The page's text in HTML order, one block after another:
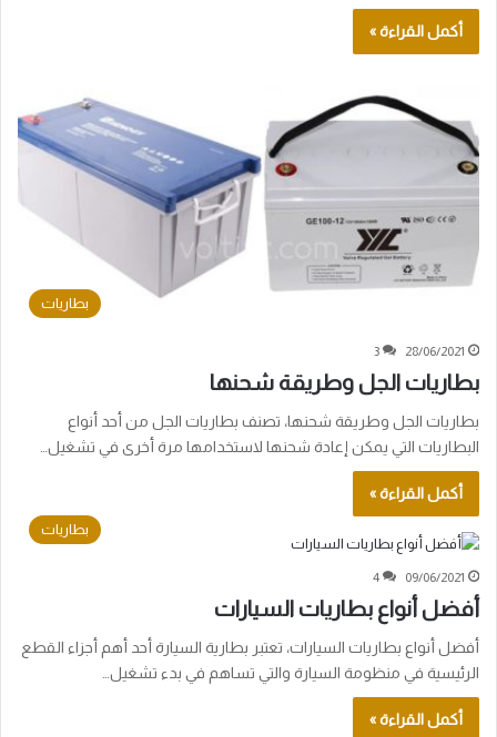
أكمل القراءة »
بطاريات
28/06/2021
3
بطاريات الجل وطريقة شحنها
بطاريات الجل وطريقة شحنها، تصنف بطاريات الجل من أحد أنواع
البطاريات التي يمكن إعادة شحنها لاستخدامها مرة أخرى في تشغيل…
أكمل القراءة »
بطاريات
09/06/2021
4
أفضل أنواع بطاريات السيارات
أفضل أنواع بطاريات السيارات، تعتبر بطارية السيارة أحد أهم أجزاء القطع
الرئيسية في منظومة السيارة والتي تساهم في بدء تشغيل…
أكمل القراءة »